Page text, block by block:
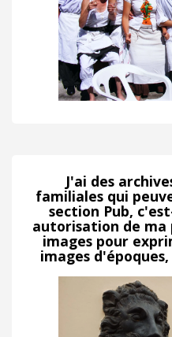
J'ai des
familiales qui
section Pub,
autorisation de ma
images pour
images